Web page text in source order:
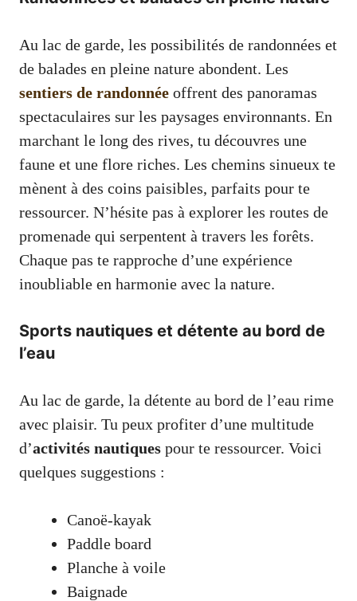
Au lac de garde, les possibilités de randonnées et
de balades en pleine nature abondent. Les
sentiers de randonnée offrent des panoramas
spectaculaires sur les paysages environnants. En
marchant le long des rives, tu découvres une
faune et une flore riches. Les chemins sinueux te
mènent à des coins paisibles, parfaits pour te
ressourcer. N’hésite pas à explorer les routes de
promenade qui serpentent à travers les forêts.
Chaque pas te rapproche d’une expérience
inoubliable en harmonie avec la nature.
Sports nautiques et détente au bord de
l’eau
Au lac de garde, la détente au bord de l’eau rime
avec plaisir. Tu peux profiter d’une multitude
d’activités nautiques pour te ressourcer. Voici
quelques suggestions :
Canoë-kayak
Paddle board
Planche à voile
Baignade